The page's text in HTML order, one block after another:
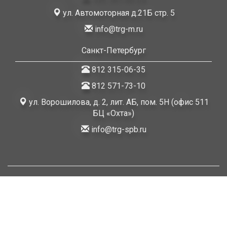
ул. Автомоторная д.21Б стр. 5
info@trg-m.ru
Санкт-Петербург
812 315-06-35
812 571-73-10
ул. Ворошилова, д. 2, лит. АБ, пом. 5Н (офис 511
БЦ «Охта»)
info@trg-spb.ru